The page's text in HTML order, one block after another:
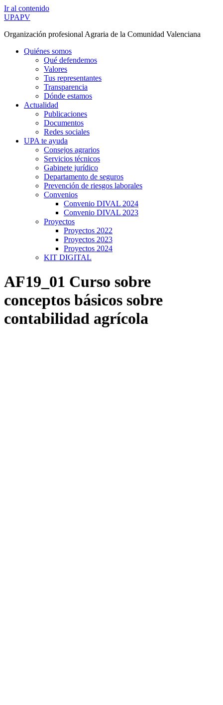
Ir al contenido
UPAPV
Organización profesional Agraria de la Comunidad Valenciana
Quiénes somos
Qué defendemos
Valores
Tus representantes
Transparencia
Dónde estamos
Actualidad
Publicaciones
Documentos
Redes sociales
UPA te ayuda
Consejos agrarios
Servicios técnicos
Gabinete jurídico
Departamento de seguros
Prevención de riesgos laborales
Convenios
Convenio DIVAL 2024
Convenio DIVAL 2023
Proyectos
Proyectos 2022
Proyectos 2023
Proyectos 2024
KIT DIGITAL
AF19_01 Curso sobre
conceptos básicos sobre
contabilidad agrícola